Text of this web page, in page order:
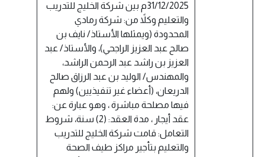
31/12/2025م بين شركة الخليج للتدريب
والتعليم وكلاً من: شركة رمادي
المحدودة (ويمثلها الأستاذ/ نايف بن
صالح عبد العزيز الراجحي)، والأستاذ/ عبد
العزيز بن راشد عبد الرحمن الراشد،
والمهندس/ الوليد بن عبد الرزاق صالح
الدريعان، (أعضاء غير تنفيذيين) ولهم
فيها مصلحة مباشرة ، وهو عبارة عن:
عقد أيجار ، مدة العقد: (2) سنة، شروط
التعامل: قامت شركة الخليج للتدريب
والتعليم بتأجير مراكز طيف الصحة